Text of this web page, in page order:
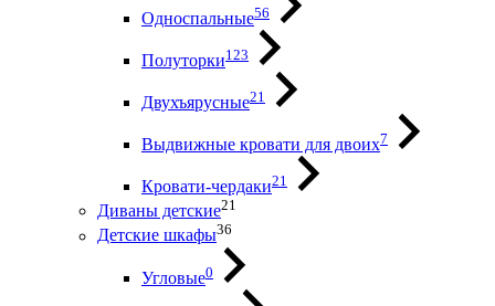
Односпальные56
Полуторки123
Двухъярусные21
Выдвижные кровати для двоих7
Кровати-чердаки21
Диваны детские21
Детские шкафы36
Угловые0